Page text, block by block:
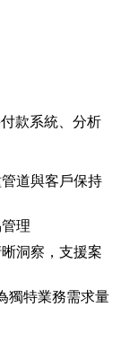
款系統、分析
道與客戶保持
理
洞察，支援案
獨特業務需求量